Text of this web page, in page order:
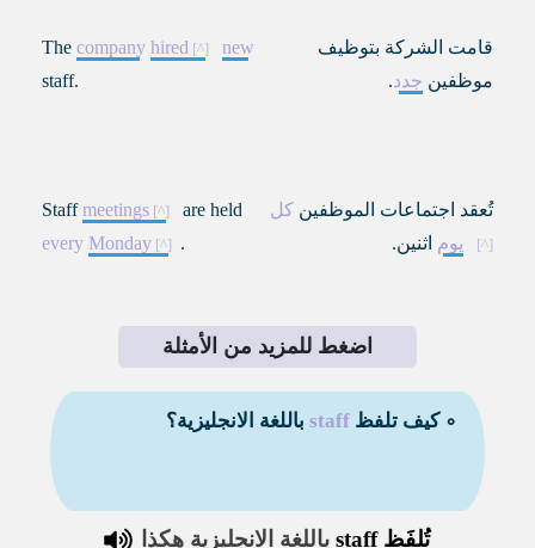
قامت الشركة بتوظيف
موظفين جدد.
The company hired
new
staff.
تُعقد اجتماعات الموظفين كل
يوم اثنين.
Staff meetings
are held
every Monday .
اضغط للمزيد من الأمثلة
∘ كيف تلفظstaff باللغة الانجليزية؟
تُلفَظstaff باللغة الانجليزية هكذا